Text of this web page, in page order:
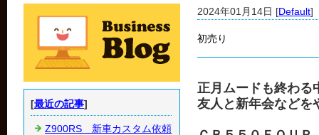
2024年01月14日 [Default]
初売り
正月ムードも終わる
友人と新年会などを
[最近の記事]
Z900RS 新車カスタム依頼